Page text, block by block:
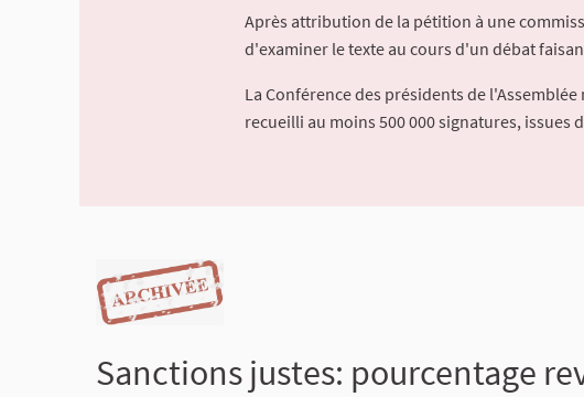
Après attribution de la pétition à une
d'examiner le texte au cours d'un débat
La Conférence des présidents de
recueilli au moins 500 000 signatures,
Sanctions justes: pourcentage